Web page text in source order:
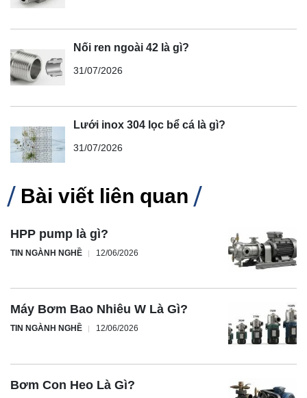
Nối ren ngoài 42 là gì?
31/07/2026
Lưới inox 304 lọc bể cá là gì?
31/07/2026
Bài viết liên quan
HPP pump là gì?
TIN NGÀNH NGHỀ 12/06/2026
Máy Bơm Bao Nhiêu W Là Gì?
TIN NGÀNH NGHỀ 12/06/2026
Bơm Con Heo Là Gì?